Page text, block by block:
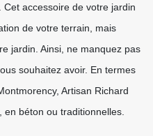
Cet accessoire de votre jardin
de votre terrain, mais
jardin. Ainsi, ne manquez pas
souhaitez avoir. En termes
Artisan Richard
béton ou traditionnelles.